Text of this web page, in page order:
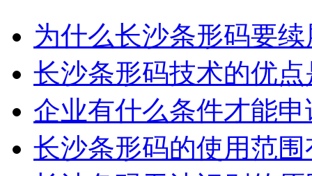
为什么长沙条形码要
长沙条形码技术的优
企业有什么条件才能
长沙条形码的使用范